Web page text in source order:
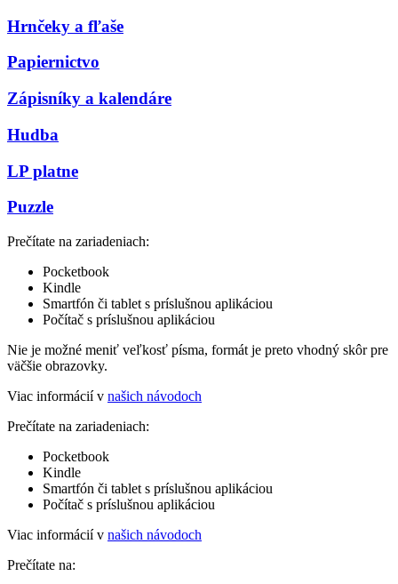
Hrnčeky a fľaše
Papiernictvo
Zápisníky a kalendáre
Hudba
LP platne
Puzzle
Prečítate na zariadeniach:
Pocketbook
Kindle
Smartfón či tablet s príslušnou aplikáciou
Počítač s príslušnou aplikáciou
Nie je možné meniť veľkosť písma, formát je preto vhodný skôr pre
väčšie obrazovky.
Viac informácií v našich návodoch
Prečítate na zariadeniach:
Pocketbook
Kindle
Smartfón či tablet s príslušnou aplikáciou
Počítač s príslušnou aplikáciou
Viac informácií v našich návodoch
Prečítate na: